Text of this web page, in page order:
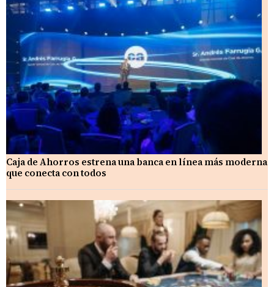
Caja de Ahorros estrena una banca en línea más moderna
que conecta con todos